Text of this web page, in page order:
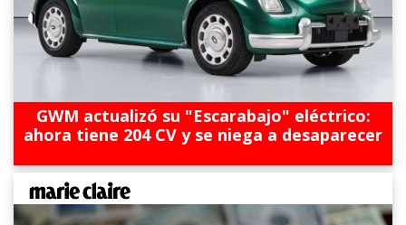
GWM actualizó su "Escarabajo" eléctrico:
ahora tiene 204 CV y se niega a desaparecer